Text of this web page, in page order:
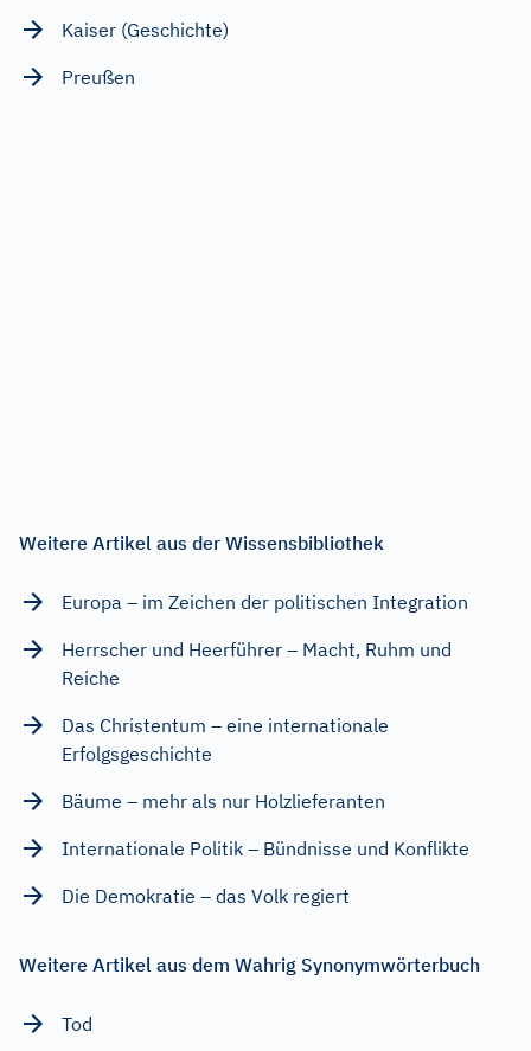
Kaiser (Geschichte)
Preußen
Weitere Artikel aus der Wissensbibliothek
Europa – im Zeichen der politischen Integration
Herrscher und Heerführer – Macht, Ruhm und
Reiche
Das Christentum – eine internationale
Erfolgsgeschichte
Bäume – mehr als nur Holzlieferanten
Internationale Politik – Bündnisse und Konflikte
Die Demokratie – das Volk regiert
Weitere Artikel aus dem Wahrig Synonymwörterbuch
Tod